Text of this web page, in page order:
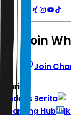
Join
Join
Hari ini
Indeks Berita
Learning Hub